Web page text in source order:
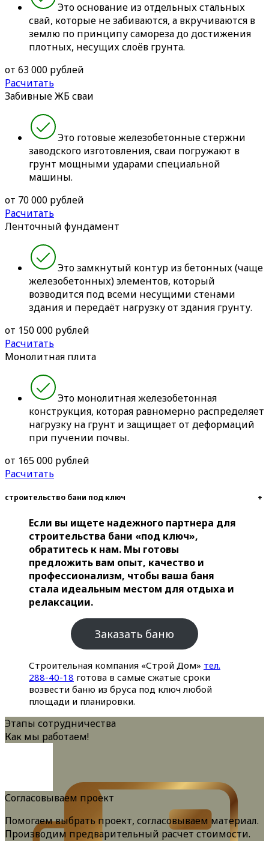
Это основание из отдельных стальных
свай, которые не забиваются, а вкручиваются в
землю по принципу самореза до достижения
плотных, несущих слоёв грунта.
от 63 000 рублей
Расчитать
Забивные ЖБ сваи
Это готовые железобетонные стержни
заводского изготовления, сваи погружают в
грунт мощными ударами специальной
машины.
от 70 000 рублей
Расчитать
Ленточный фундамент
Это замкнутый контур из бетонных (чаще
железобетонных) элементов, который
возводится под всеми несущими стенами
здания и передаёт нагрузку от здания грунту.
от 150 000 рублей
Расчитать
Монолитная плита
Это монолитная железобетонная
конструкция, которая равномерно распределяет
нагрузку на грунт и защищает от деформаций
при пучении почвы.
от 165 000 рублей
Расчитать
строительство бани под ключ +
Если вы ищете надежного партнера для
строительства бани «под ключ»,
обратитесь к нам. Мы готовы
предложить вам опыт, качество и
профессионализм, чтобы ваша баня
стала идеальным местом для отдыха и
релаксации.
Заказать баню
Строительная компания «Строй Дом» тел.
288-40-18 готова в самые сжатые сроки
возвести баню из бруса под ключ любой
площади и планировки.
Этапы сотрудничества
Как мы работаем!
Согласовываем проект
Помогаем выбрать проект, согласовываем материал.
Производим предварительный расчет стоимости.